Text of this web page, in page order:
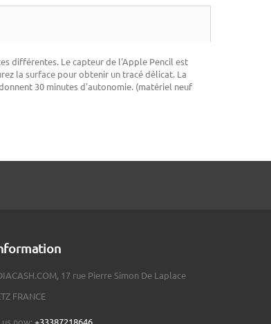
différentes. Le capteur de l'Apple Pencil est
la surface pour obtenir un tracé délicat. La
30 minutes d'autonomie. (matériel neuf
17 rue Pierre Simon De Laplace
FRANCE
now: +33387218646